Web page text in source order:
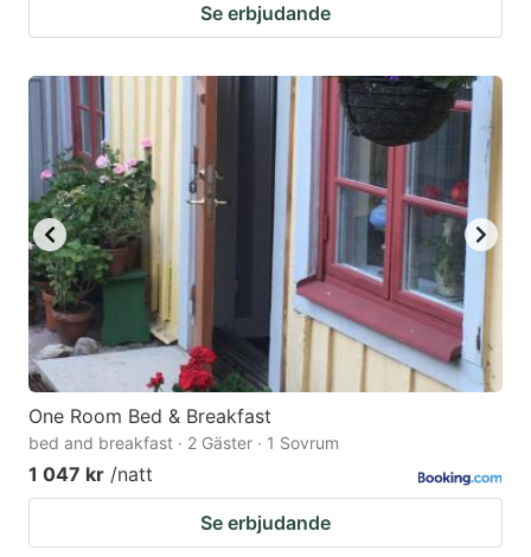
Se erbjudande
One Room Bed & Breakfast
bed and breakfast · 2 Gäster · 1 Sovrum
1 047 kr /natt
Se erbjudande